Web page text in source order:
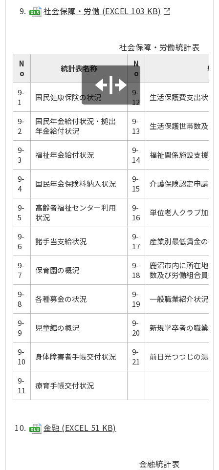
社会保障・労働 (EXCEL 103 KB)
社会保障・労働統計表
N
o
統計表名称
N
o
統
9-
1
国民健康保険の状況
9-
12
生活保護費支出状況
9-
2
国民年金給付状況・拠出
年金給付状況
9-
13
生活保護世帯数及び
9-
3
福祉年金給付状況
9-
14
福祉関係施設支援状
9-
4
国民年金保険料納入状況
9-
15
介護保険認定申請の
9-
5
高齢者福祉センター利用
状況
9-
16
単位老人クラブ加入
9-
6
諸手当支給状況
9-
17
産業別最低賃金の推
9-
7
保育園の概況
9-
18
鹿沼市内に所在地
数及び労働組合員数
9-
8
各種募金の状況
9-
19
一般職業紹介状況
9-
9
児童館の概況
9-
20
新規学卒者の職業紹
9-
10
身体障害者手帳交付状況
9-
21
前日光つつじの湯交
9-
11
療育手帳交付状況
金融 (EXCEL 51 KB)
金融統計表